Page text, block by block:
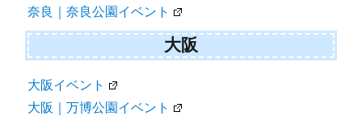
奈良｜奈良公園イベント
大阪
大阪イベント
大阪｜万博公園イベント